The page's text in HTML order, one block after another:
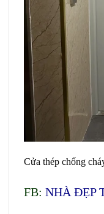
Cửa thép chống
FB: NHÀ ĐẸP